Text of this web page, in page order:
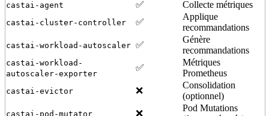
castai-agent ✅ Collecte métriques
castai-cluster-controller ✅
Applique
recommandations
castai-workload-autoscaler ✅
Génère
recommandations
castai-workload-
autoscaler-exporter
✅
Métriques
Prometheus
castai-evictor ❌
Consolidation
(optionnel)
castai-pod-mutator ❌
Pod Mutations